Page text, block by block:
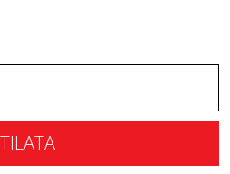
TILATA